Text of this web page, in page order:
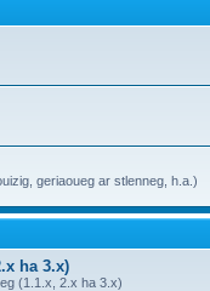
geriaoueg ar stlenneg, h.a.)
ha 3.x)
(1.1.x, 2.x ha 3.x)